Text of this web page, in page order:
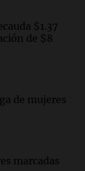
$1.37
de $8
de mujeres
marcadas